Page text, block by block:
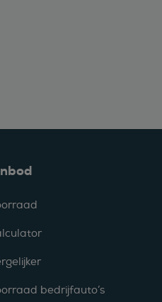
bedrijfauto’s